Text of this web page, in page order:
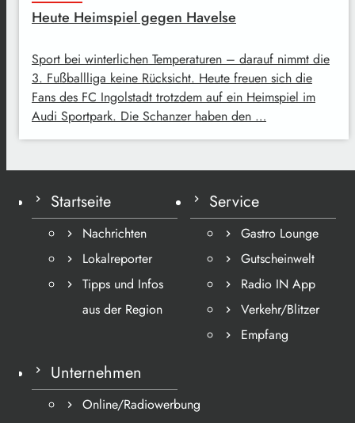
Heute Heimspiel gegen Havelse
Sport bei winterlichen Temperaturen – darauf nimmt die
3. Fußballliga keine Rücksicht. Heute freuen sich die
Fans des FC Ingolstadt trotzdem auf ein Heimspiel im
Audi Sportpark. Die Schanzer haben den …
Startseite
Nachrichten
Lokalreporter
Tipps und Infos
aus der Region
Service
Gastro Lounge
Gutscheinwelt
Radio IN App
Verkehr/Blitzer
Empfang
Unternehmen
Online/Radiowerbung